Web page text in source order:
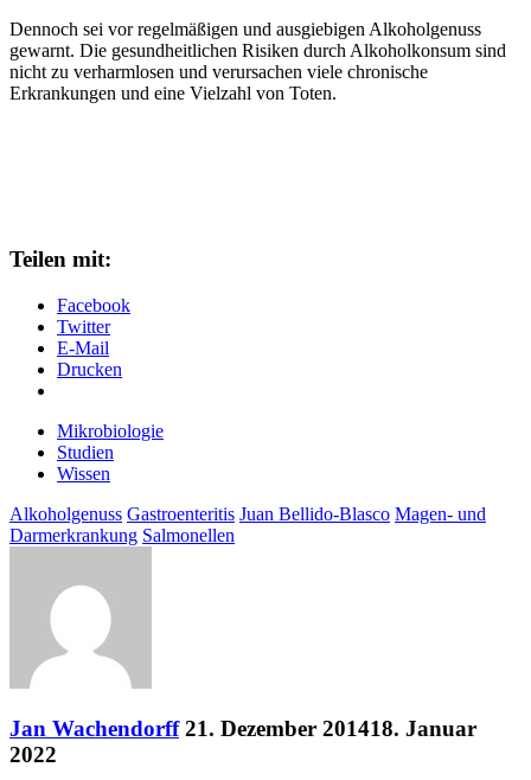
Dennoch sei vor regelmäßigen und ausgiebigen Alkoholgenuss
gewarnt. Die gesundheitlichen Risiken durch Alkoholkonsum sind
nicht zu verharmlosen und verursachen viele chronische
Erkrankungen und eine Vielzahl von Toten.
Teilen mit:
Facebook
Twitter
E-Mail
Drucken
Mikrobiologie
Studien
Wissen
Alkoholgenuss Gastroenteritis Juan Bellido-Blasco Magen- und
Darmerkrankung Salmonellen
Jan Wachendorff 21. Dezember 201418. Januar
2022